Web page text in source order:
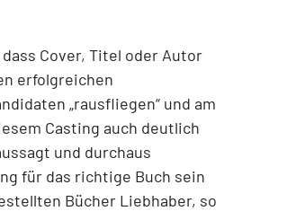
Cover, Titel oder Autor
erfolgreichen
„rausfliegen“ und am
Casting auch deutlich
und durchaus
für das richtige Buch sein
Bücher Liebhaber, so